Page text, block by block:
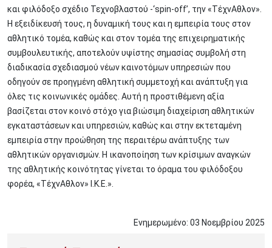
και φιλόδοξο σχέδιο Τεχνοβλαστού -‘spin-off’, την «ΤέχνΑθλον».
Η εξειδίκευσή τους, η δυναμική τους και η εμπειρία τους στον
αθλητικό τομέα, καθώς και στον τομέα της επιχειρηματικής
συμβουλευτικής, αποτελούν υψίστης σημασίας συμβολή στη
διαδικασία σχεδιασμού νέων καινοτόμων υπηρεσιών που
οδηγούν σε προηγμένη αθλητική συμμετοχή και ανάπτυξη για
όλες τις κοινωνικές ομάδες. Αυτή η προστιθέμενη αξία
βασίζεται στον κοινό στόχο για βιώσιμη διαχείριση αθλητικών
εγκαταστάσεων και υπηρεσιών, καθώς και στην εκτεταμένη
εμπειρία στην προώθηση της περαιτέρω ανάπτυξης των
αθλητικών οργανισμών. Η ικανοποίηση των κρίσιμων αναγκών
της αθλητικής κοινότητας γίνεται το όραμα του φιλόδοξου
φορέα, «ΤέχνΑθλον» Ι.Κ.Ε.».
Ενημερωμένο: 03 Νοεμβρίου 2025